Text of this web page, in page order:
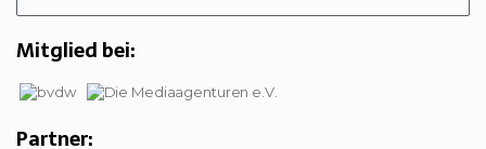
Mitglied bei:
Partner: